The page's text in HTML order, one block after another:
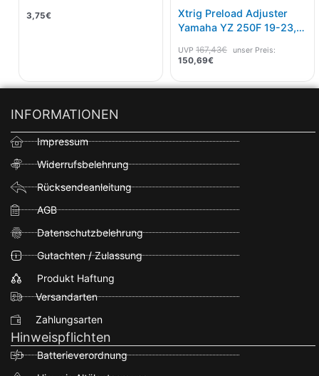
3,75€
Xtrig Preload Adjuster
Yamaha YZ 250F 19-23,
UVP 167,43€ unser Preis:
150,69€
INFORMATIONEN
Impressum
Widerrufsbelehrung
Rücksendeanleitung
AGB
Datenschutzbelehrung
Gutachten / Zulassung
Produkt Haftung
Versandarten
Zahlungsarten
Hinweispflichten
Batterieverordnung